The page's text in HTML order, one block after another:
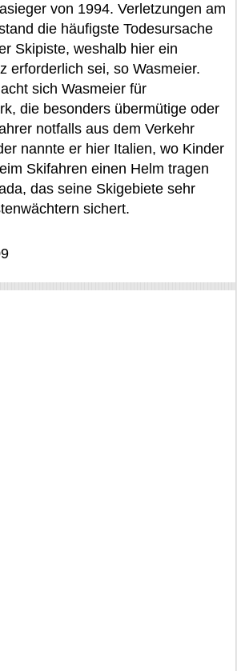
von 1994. Verletzungen am
die häufigste Todesursache
Skipiste, weshalb hier ein
erforderlich sei, so Wasmeier.
sich Wasmeier für
die besonders übermütige oder
notfalls aus dem Verkehr
nannte er hier Italien, wo Kinder
Skifahren einen Helm tragen
das seine Skigebiete sehr
sichert.